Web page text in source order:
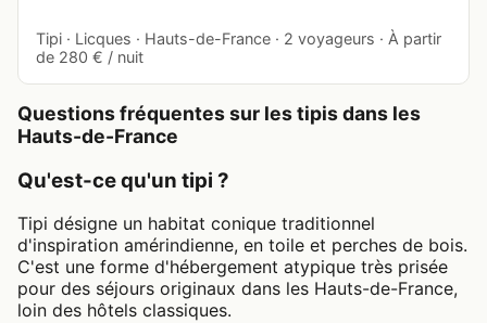
Tipi · Licques · Hauts-de-France · 2 voyageurs · À partir
de 280 € / nuit
Questions fréquentes sur les tipis dans les
Hauts-de-France
Qu'est-ce qu'un tipi ?
Tipi désigne un habitat conique traditionnel
d'inspiration amérindienne, en toile et perches de bois.
C'est une forme d'hébergement atypique très prisée
pour des séjours originaux dans les Hauts-de-France,
loin des hôtels classiques.